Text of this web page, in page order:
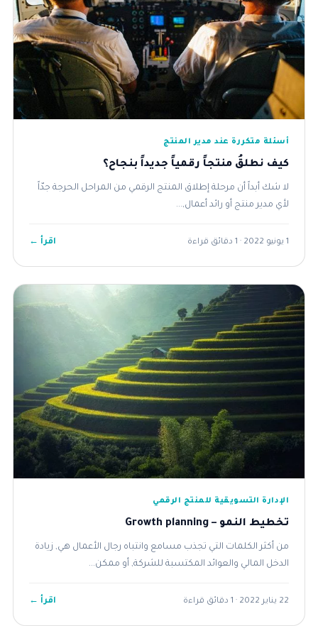
أسئلة متكررة عند مدير المنتج
كيف نطلقُ منتجاً رقمياً جديداً بنجاح؟
لا شك أبداً أن مرحلة إطلاق المنتج الرقمي من المراحل الحرجة جدّاً
لأي مدير منتج أو رائد أعمال,...
1 يونيو 2022 · 1 دقائق قراءة اقرأ ←
الإدارة التسويقية للمنتج الرقمي
تخطيط النمو – Growth planning
من أكثر الكلمات التي تجذب مسامع وانتباه رجال الأعمال هي, زيادة
الدخل المالي والعوائد المكتسبة للشركة, أو ممكن...
22 يناير 2022 · 1 دقائق قراءة اقرأ ←